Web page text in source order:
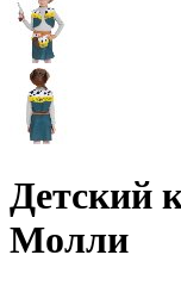
Детский
Молли